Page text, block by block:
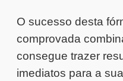
O sucesso desta
comprovada
consegue trazer
imediatos para a